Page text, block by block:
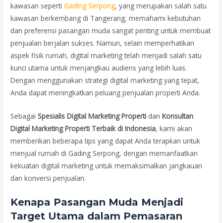
kawasan sepertiGading Serpong, yang merupakan salah satu
kawasan berkembang di Tangerang, memahami kebutuhan
dan preferensi pasangan muda sangat penting untuk membuat
penjualan berjalan sukses. Namun, selain memperhatikan
aspek fisik rumah, digital marketing telah menjadi salah satu
kunci utama untuk menjangkau audiens yang lebih luas.
Dengan menggunakan strategi digital marketing yang tepat,
Anda dapat meningkatkan peluang penjualan properti Anda.
SebagaiSpesialis Digital Marketing Properti danKonsultan
Digital Marketing Properti Terbaik di Indonesia, kami akan
memberikan beberapa tips yang dapat Anda terapkan untuk
menjual rumah di Gading Serpong, dengan memanfaatkan
kekuatan digital marketing untuk memaksimalkan jangkauan
dan konversi penjualan.
Kenapa Pasangan Muda Menjadi
Target Utama dalam Pemasaran